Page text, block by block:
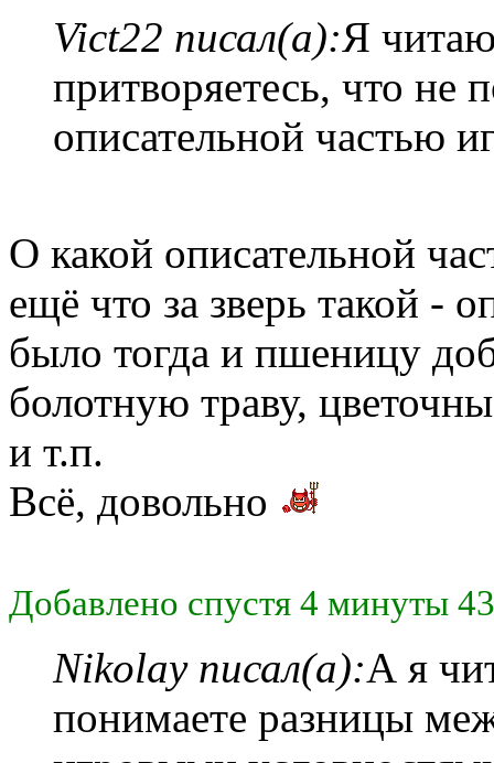
Vict22 писал(а):Я
притворяетесь, что не
описательной частью
О какой описательной
ещё что за зверь такой -
было тогда и пшеницу
болотную траву,
и т.п.
Всё, довольно
Добавлено спустя 4 минуты
Nikolay писал(а):А я
понимаете разницы